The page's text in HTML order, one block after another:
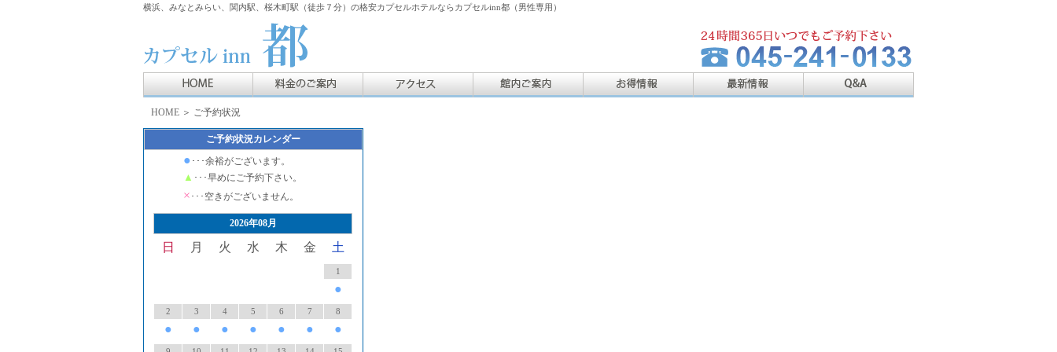
横浜、みなとみらい、関内駅、桜木町駅（徒歩７分）の格安カプセルホテルならカプセルinn都（男性専用）
HOME ＞ ご予約状況
ご予約状況カレンダー
● ･･･余裕がございます。
▲ ･･･早めにご予約下さい。
× ･･･空きがございません。
2026年08月
日 月 火 水 木 金 土
1
●
2
●
3
●
4
●
5
●
6
●
7
●
8
●